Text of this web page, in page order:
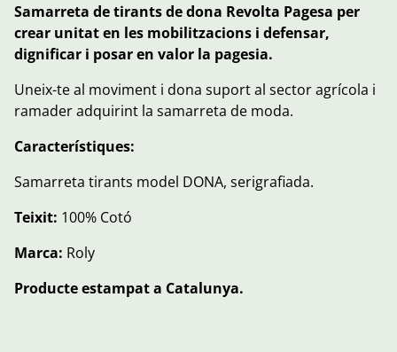
Samarreta de tirants de dona Revolta Pagesa per
crear unitat en les mobilitzacions i defensar,
dignificar i posar en valor la pagesia.
Uneix-te al moviment i dona suport al sector agrícola i
ramader adquirint la samarreta de moda.
Característiques:
Samarreta tirants model DONA, serigrafiada.
Teixit: 100% Cotó
Marca: Roly
Producte estampat a Catalunya.